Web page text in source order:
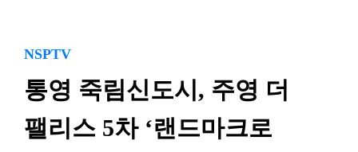
NSPTV
통영 죽림신도시, 주영 더
팰리스 5차 ‘랜드마크로